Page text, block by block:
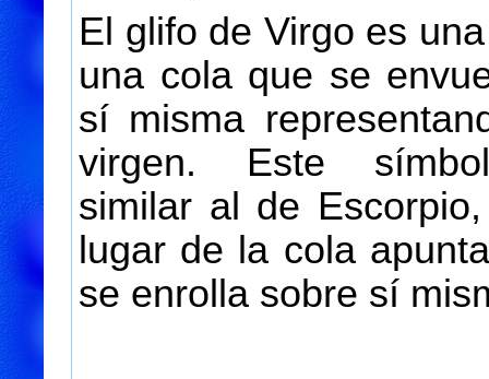
El glifo de Virgo es
una cola que se
sí misma
virgen. Este
similar al de
lugar de la cola
se enrolla sobre sí